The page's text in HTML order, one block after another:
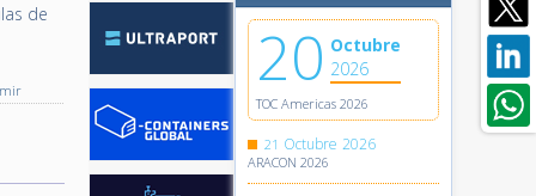
de
20 Octubre
2026
TOC Americas 2026
21 Octubre 2026
ARACON 2026